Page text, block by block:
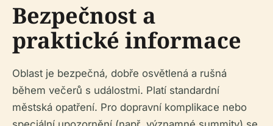
Bezpečnost a
praktické informace
Oblast je bezpečná, dobře osvětlená a rušná
během večerů s událostmi. Platí standardní
městská opatření. Pro dopravní komplikace nebo